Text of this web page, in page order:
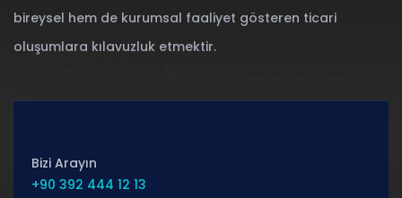
bireysel hem de kurumsal faaliyet gösteren ticari
oluşumlara kılavuzluk etmektir.
Bizi Arayın
+90 392 444 12 13